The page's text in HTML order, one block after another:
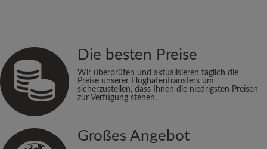
Die besten Preise
Wir überprüfen und aktualisieren täglich die
Preise unserer Flughafentransfers um
sicherzustellen, dass Ihnen die niedrigsten Preisen
zur Verfügung stehen.
Großes Angebot